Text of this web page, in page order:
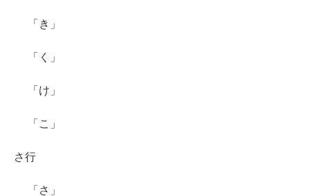
「き」
「く」
「け」
「こ」
さ行
「さ」